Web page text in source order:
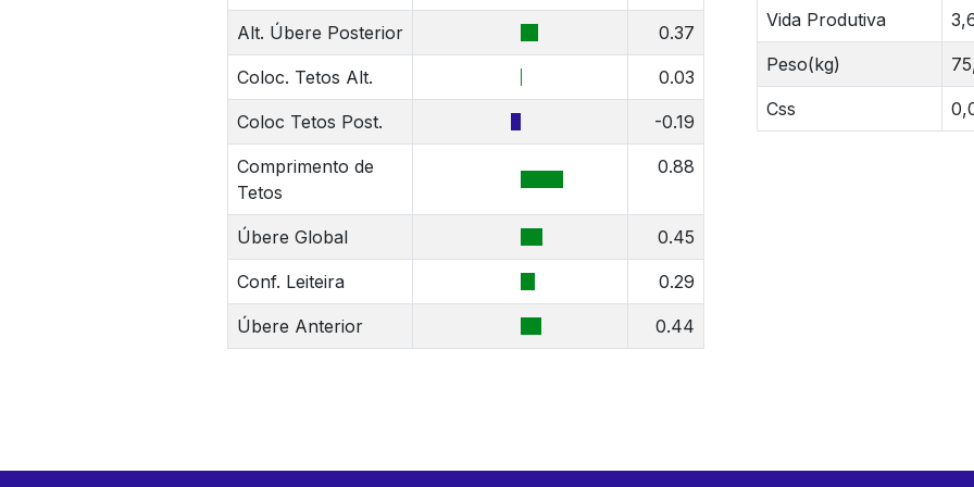
Alt. Úbere Posterior 0.37
Coloc. Tetos Alt. 0.03
Coloc Tetos Post. -0.19
Comprimento de
Tetos
0.88
Úbere Global 0.45
Conf. Leiteira 0.29
Úbere Anterior 0.44
Vida Produtiva
Peso(kg)
Css